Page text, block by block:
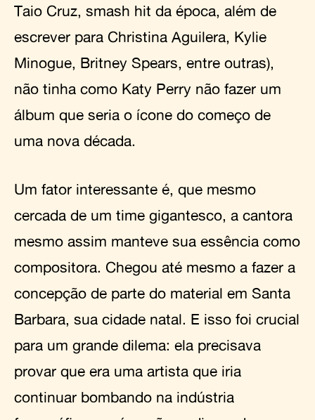
Taio Cruz, smash hit da época, além de
escrever para Christina Aguilera, Kylie
Minogue, Britney Spears, entre outras),
não tinha como Katy Perry não fazer um
álbum que seria o ícone do começo de
uma nova década.
Um fator interessante é, que mesmo
cercada de um time gigantesco, a cantora
mesmo assim manteve sua essência como
compositora. Chegou até mesmo a fazer a
concepção de parte do material em Santa
Barbara, sua cidade natal. E isso foi crucial
para um grande dilema: ela precisava
provar que era uma artista que iria
continuar bombando na indústria